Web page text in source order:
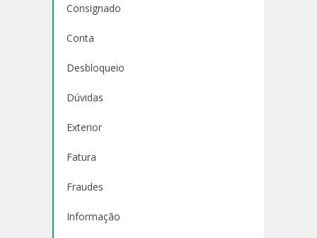
Consignado
Conta
Desbloqueio
Dúvidas
Exterior
Fatura
Fraudes
Informação